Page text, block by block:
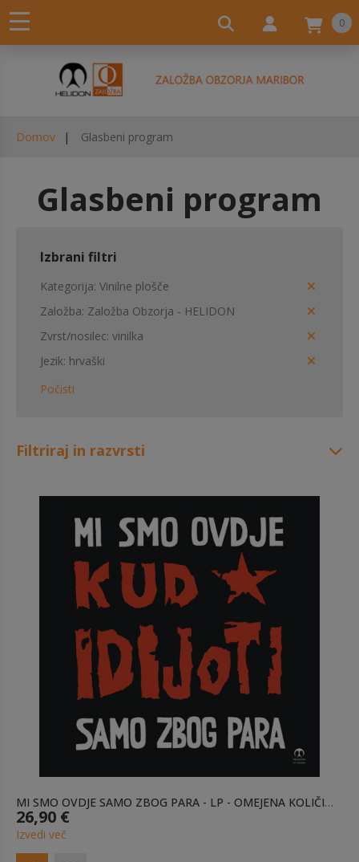
0
Domov Glasbeni program
Glasbeni program
MI SMO OVDJE SAMO ZBOG PARA - LP - OMEJENA KOLIČINA
26,90 €
Izvedi več
Izbrani filtri
Kategorija Vinilne plošče
Založba Založba Obzorja - HELIDON
Zvrst/nosilec vinilka
Jezik hrvaški
Počisti
Filtriraj in razvrsti